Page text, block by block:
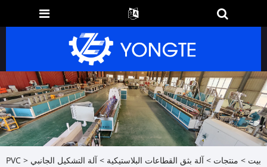
بيت > منتجات > آلة بثق القطاعات البلاستيكية > آلة التشكيل الجانبي PVC >